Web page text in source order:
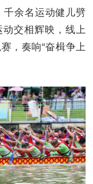
千余名运动健儿劈
交相辉映，线上
，奏响“奋楫争上